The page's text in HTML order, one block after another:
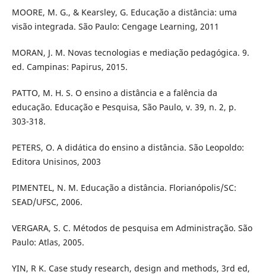
MOORE, M. G., & Kearsley, G. Educação a distância: uma
visão integrada. São Paulo: Cengage Learning, 2011
MORAN, J. M. Novas tecnologias e mediação pedagógica. 9.
ed. Campinas: Papirus, 2015.
PATTO, M. H. S. O ensino a distância e a falência da
educação. Educação e Pesquisa, São Paulo, v. 39, n. 2, p.
303-318.
PETERS, O. A didática do ensino a distância. São Leopoldo:
Editora Unisinos, 2003
PIMENTEL, N. M. Educação a distância. Florianópolis/SC:
SEAD/UFSC, 2006.
VERGARA, S. C. Métodos de pesquisa em Administração. São
Paulo: Atlas, 2005.
YIN, R K. Case study research, design and methods, 3rd ed,